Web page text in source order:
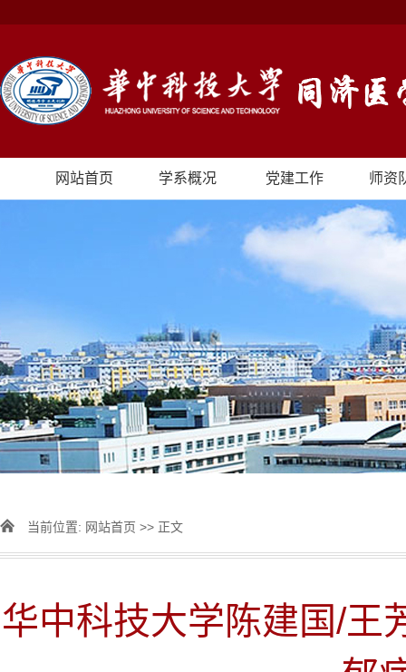
网站首页 学系概况 党建工作 师资
当前位置: 网站首页 >> 正文
华中科技大学陈建国/王